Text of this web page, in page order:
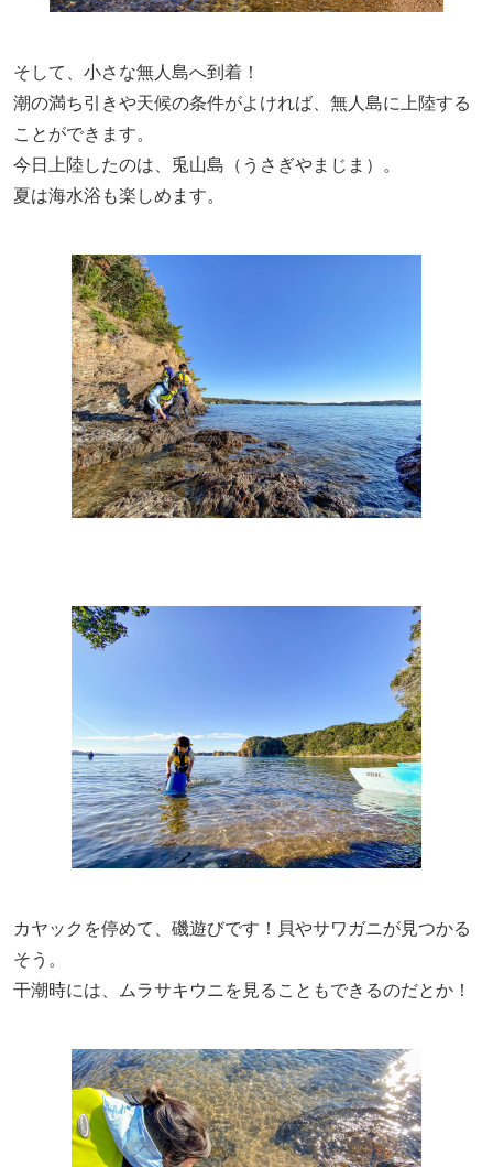
そして、小さな無人島へ到着！
潮の満ち引きや天候の条件がよければ、無人島に上陸する
ことができます。
今日上陸したのは、兎山島（うさぎやまじま）。
夏は海水浴も楽しめます。
カヤックを停めて、磯遊びです！貝やサワガニが見つかる
そう。
干潮時には、ムラサキウニを見ることもできるのだとか！